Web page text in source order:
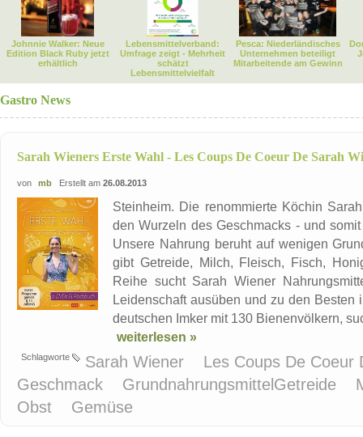
Johnnie Walker: Neue
Edition Black Ruby jetzt
erhältlich
Lebensmittelverband:
Umfrage zeigt - Mehrheit
schätzt
Lebensmittelvielfalt
Pesca: Niederländisches
Unternehmen beteiligt
Mitarbeitende am Gewinn
Gastro News
Sarah Wieners Erste Wahl - Les Coups De Coeur De Sarah
von mb Erstellt am 26.08.2013
Steinheim. Die renommierte Köchin
den Wurzeln des Geschmacks - und
Unsere Nahrung beruht auf wenigen
gibt Getreide, Milch, Fleisch, Fisch,
Reihe sucht Sarah Wiener
Leidenschaft ausüben und zu den
deutschen Imker mit 130 Bienenvölkern,
weiterlesen »
Schlagworte Sarah Wiener
Les Coups De
Geschmack
GrundnahrungsmittelGetreide
Obst
Gemüse